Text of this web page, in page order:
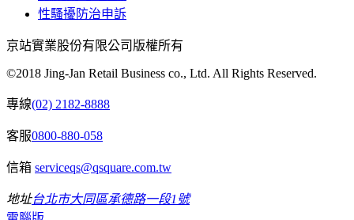
性騷擾防治申訴
京站實業股份有限公司版權所有
©2018 Jing-Jan Retail Business co., Ltd. All Rights Reserved.
專線(02) 2182-8888
客服0800-880-058
信箱 serviceqs@qsquare.com.tw
地址台北市大同區承德路一段1號